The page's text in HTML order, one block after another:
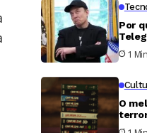
Por
1
O